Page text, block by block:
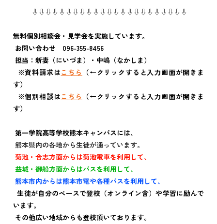
⇩ ⇩ ⇩ ⇩ ⇩ ⇩ ⇩ ⇩ ⇩ ⇩ ⇩ ⇩ ⇩ ⇩ ⇩ ⇩ ⇩ ⇩ ⇩ ⇩ ⇩ ⇩ ⇩
無料個別相談会・見学会を実施しています。
お問い合わせ 096-355-8456
担当：新妻（にいづま）・中嶋（なかしま）
※資料請求はこちら （←クリックすると入力画面が開きま
す）
※個別相談はこちら （←クリックすると入力画面が開きま
す）
第一学院高等学校熊本キャンパスには、
熊本県内の各地から生徒が通っています。
菊池・合志方面からは菊池電車を利用して、
益城・御船方面からはバスを利用して、
熊本市内からは熊本市電や各種バスを利用して、
生徒が自分のペースで登校（オンライン含）や学習に励んで
います。
その他広い地域からも登校頂いております。